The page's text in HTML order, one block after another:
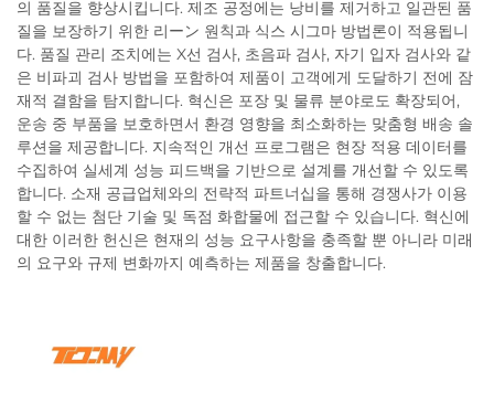
의 품질을 향상시킵니다. 제조 공정에는 낭비를 제거하고 일관된 품
질을 보장하기 위한 리ーン 원칙과 식스 시그마 방법론이 적용됩니
다. 품질 관리 조치에는 X선 검사, 초음파 검사, 자기 입자 검사와 같
은 비파괴 검사 방법을 포함하여 제품이 고객에게 도달하기 전에 잠
재적 결함을 탐지합니다. 혁신은 포장 및 물류 분야로도 확장되어,
운송 중 부품을 보호하면서 환경 영향을 최소화하는 맞춤형 배송 솔
루션을 제공합니다. 지속적인 개선 프로그램은 현장 적용 데이터를
수집하여 실세계 성능 피드백을 기반으로 설계를 개선할 수 있도록
합니다. 소재 공급업체와의 전략적 파트너십을 통해 경쟁사가 이용
할 수 없는 첨단 기술 및 독점 화합물에 접근할 수 있습니다. 혁신에
대한 이러한 헌신은 현재의 성능 요구사항을 충족할 뿐 아니라 미래
의 요구와 규제 변화까지 예측하는 제품을 창출합니다.